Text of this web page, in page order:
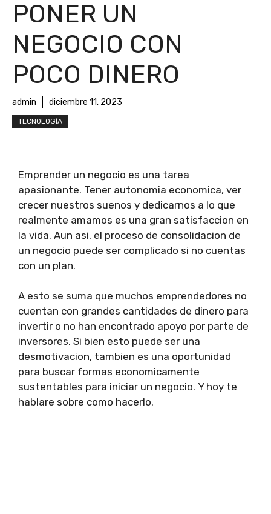
PONER UN
NEGOCIO CON
POCO DINERO
admin diciembre 11, 2023
TECNOLOGÍA
Emprender un negocio es una tarea
apasionante. Tener autonomia economica, ver
crecer nuestros suenos y dedicarnos a lo que
realmente amamos es una gran satisfaccion en
la vida. Aun asi, el proceso de consolidacion de
un negocio puede ser complicado si no cuentas
con un plan.
A esto se suma que muchos emprendedores no
cuentan con grandes cantidades de dinero para
invertir o no han encontrado apoyo por parte de
inversores. Si bien esto puede ser una
desmotivacion, tambien es una oportunidad
para buscar formas economicamente
sustentables para iniciar un negocio. Y hoy te
hablare sobre como hacerlo.